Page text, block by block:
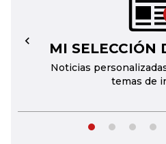
MI SELECCIÓN
Noticias
temas de
←